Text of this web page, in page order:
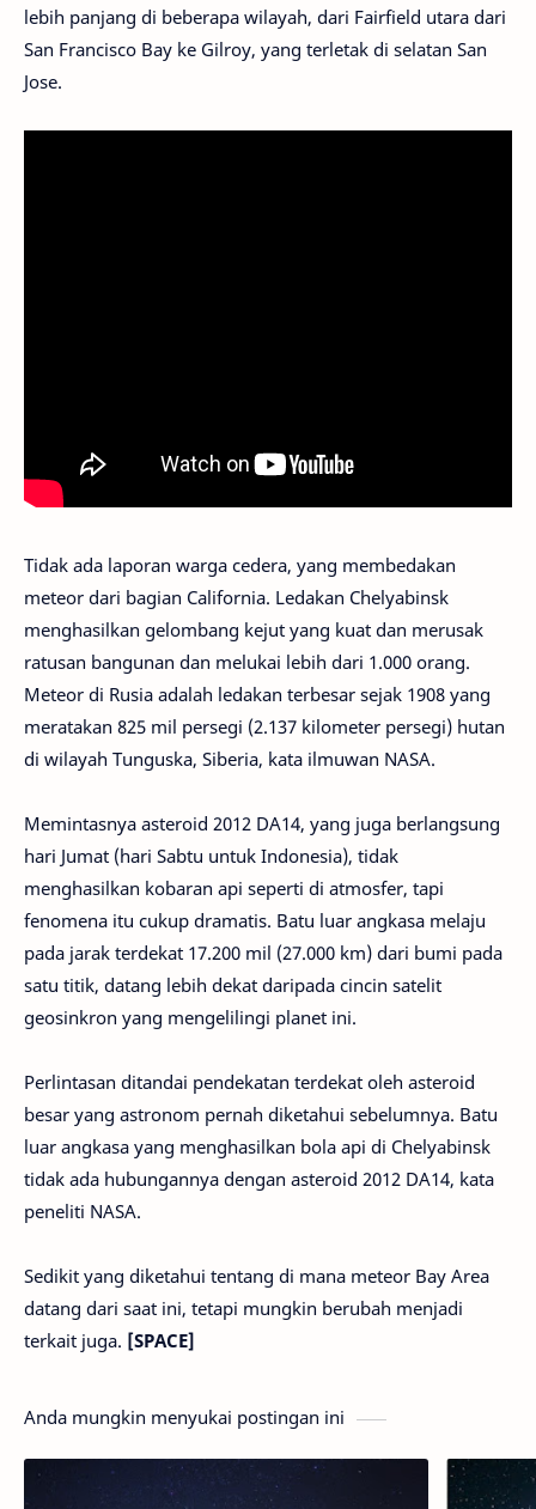
lebih panjang di beberapa wilayah, dari Fairfield utara dari
San Francisco Bay ke Gilroy, yang terletak di selatan San
Jose.
Tidak ada laporan warga cedera, yang membedakan
meteor dari bagian California. Ledakan Chelyabinsk
menghasilkan gelombang kejut yang kuat dan merusak
ratusan bangunan dan melukai lebih dari 1.000 orang.
Meteor di Rusia adalah ledakan terbesar sejak 1908 yang
meratakan 825 mil persegi (2.137 kilometer persegi) hutan
di wilayah Tunguska, Siberia, kata ilmuwan NASA.
Memintasnya asteroid 2012 DA14, yang juga berlangsung
hari Jumat (hari Sabtu untuk Indonesia), tidak
menghasilkan kobaran api seperti di atmosfer, tapi
fenomena itu cukup dramatis. Batu luar angkasa melaju
pada jarak terdekat 17.200 mil (27.000 km) dari bumi pada
satu titik, datang lebih dekat daripada cincin satelit
geosinkron yang mengelilingi planet ini.
Perlintasan ditandai pendekatan terdekat oleh asteroid
besar yang astronom pernah diketahui sebelumnya. Batu
luar angkasa yang menghasilkan bola api di Chelyabinsk
tidak ada hubungannya dengan asteroid 2012 DA14, kata
peneliti NASA.
Sedikit yang diketahui tentang di mana meteor Bay Area
datang dari saat ini, tetapi mungkin berubah menjadi
terkait juga. [SPACE]
Anda mungkin menyukai postingan ini